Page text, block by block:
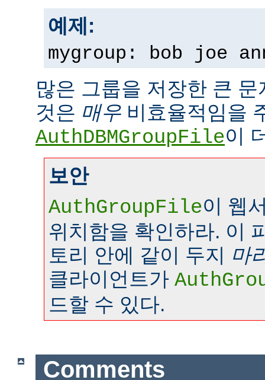
예제:
mygroup: bob joe
많은 그룹을 저장한 큰
것은 매우 비효율적임을
AuthDBMGroupFile이
보안
AuthGroupFile이 웹
위치함을 확인하라. 이
토리 안에 같이 두지 마
클라이언트가
드할 수 있다.
Comments